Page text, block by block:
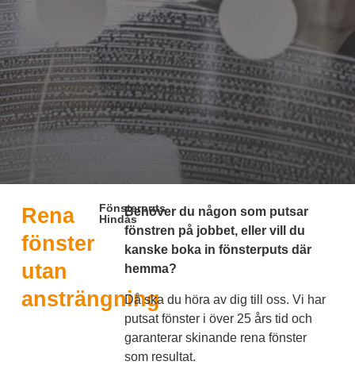
Rena
fönster
utan
ansträngning
Fönsterputs
Hindås
Behöver du någon som putsar
fönstren på jobbet, eller vill du
kanske boka in fönsterputs där
hemma?
Då ska du höra av dig till oss. Vi har
putsat fönster i över 25 års tid och
garanterar skinande rena fönster
som resultat.